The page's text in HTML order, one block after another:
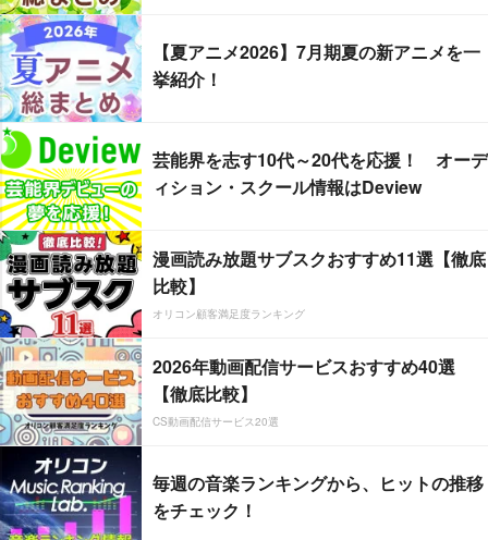
【夏アニメ2026】7月期夏の新アニメを一
挙紹介！
芸能界を志す10代～20代を応援！ オーデ
ィション・スクール情報はDeview
漫画読み放題サブスクおすすめ11選【徹底
比較】
オリコン顧客満足度ランキング
2026年動画配信サービスおすすめ40選
【徹底比較】
CS動画配信サービス20選
毎週の音楽ランキングから、ヒットの推移
をチェック！